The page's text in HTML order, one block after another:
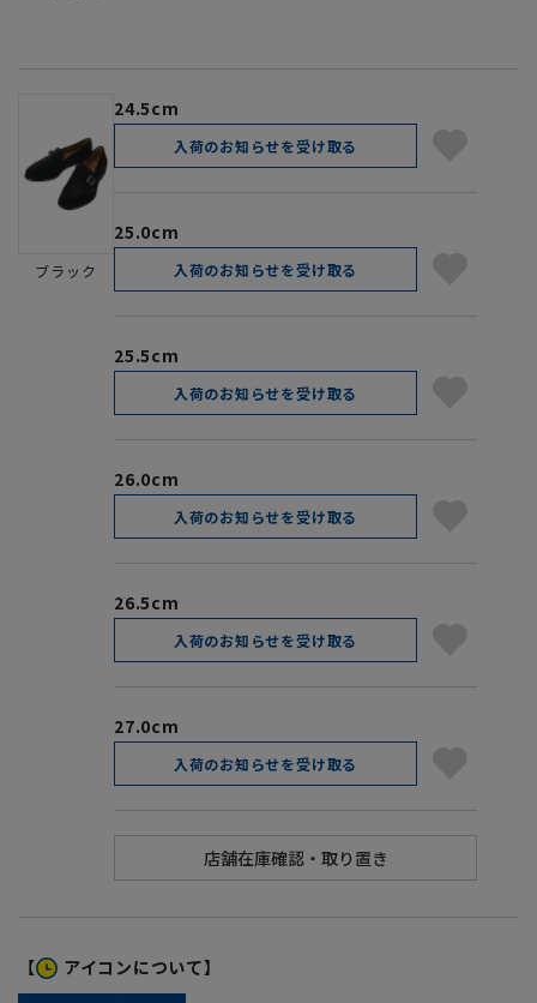
ブラック
24.5cm
入荷のお知らせを受け取る
25.0cm
入荷のお知らせを受け取る
25.5cm
入荷のお知らせを受け取る
26.0cm
入荷のお知らせを受け取る
26.5cm
入荷のお知らせを受け取る
27.0cm
入荷のお知らせを受け取る
【 アイコンについて】